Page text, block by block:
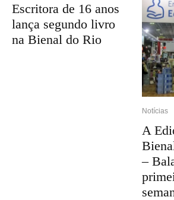
Escritora de 16 anos
lança segundo livro
na Bienal do Rio
Notícias
A
–